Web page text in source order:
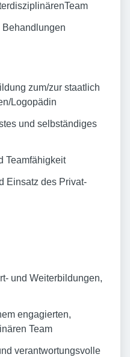
zum/zur staatlich
Logopädin
und selbständiges
Teamfähigkeit
Einsatz des Privat-
und Weiterbildungen,
engagierten,
Team
verantwortungsvolle